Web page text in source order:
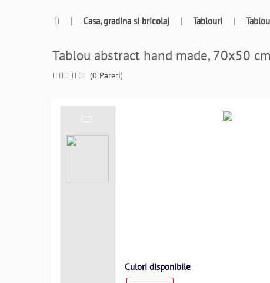
| Casa, gradina si bricolaj | Tablouri |
Tablou abstract hand made, 70x50
(0 Pareri)
Culori disponibile